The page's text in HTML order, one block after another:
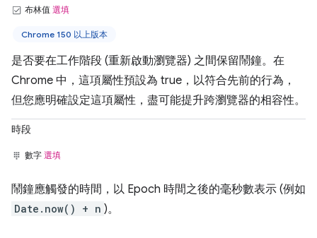
布林值 選填
Chrome 150 以上版本
是否要在工作階段 (重新啟動瀏覽器) 之間保留鬧鐘。在
Chrome 中，這項屬性預設為 true，以符合先前的行為，
但您應明確設定這項屬性，盡可能提升跨瀏覽器的相容性。
時段
數字 選填
鬧鐘應觸發的時間，以 Epoch 時間之後的毫秒數表示 (例如
Date.now() + n )。